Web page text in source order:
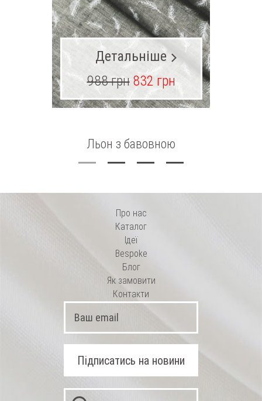
Льон з бавовною
Детальніше
988 грн 832 грн
Про нас
Каталог
Ідеї
Bespoke
Блог
Як замовити
Контакти